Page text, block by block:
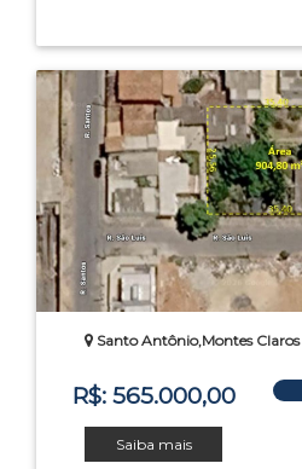
Santo Antônio,Montes Claros
R$: 565.000,00
Saiba mais